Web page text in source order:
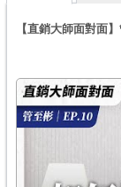
【直銷大師面對面